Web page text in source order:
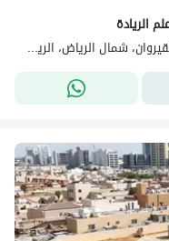
الريادة
شارع الامير سعود بن عبدالله بن جلوي، حي القيروان، شمال الرياض، الرياض